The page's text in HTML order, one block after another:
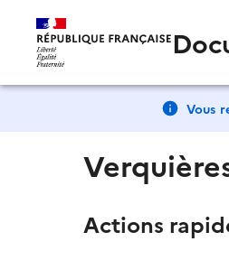
Vous
Actions